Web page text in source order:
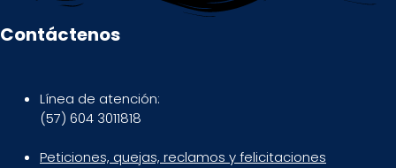
Contáctenos
Línea de atención:
(57) 604 3011818
Peticiones, quejas, reclamos y felicitaciones